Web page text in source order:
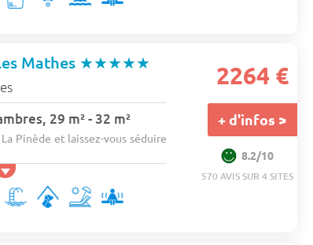
Mathes ★★★★★
29 m² - 32 m²
Pinède et laissez-vous séduire
2264 €
+ d'infos >
8.2/10
570 AVIS SUR 4 SITES